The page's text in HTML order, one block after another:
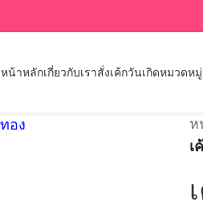
หน้าหลักเกี่ยวกับเราสั่งเค้กวันเกิดหมวดหมู่
ห
เ